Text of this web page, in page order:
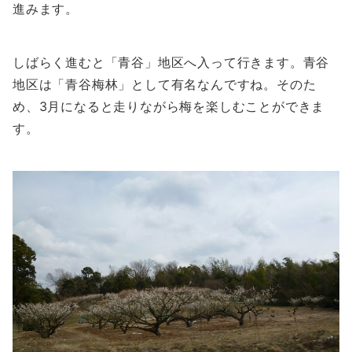
進みます。
しばらく進むと「青谷」地区へ入って行きます。青谷
地区は「青谷梅林」として有名なんですね。そのた
め、3月になると走りながら梅を楽しむことができま
す。